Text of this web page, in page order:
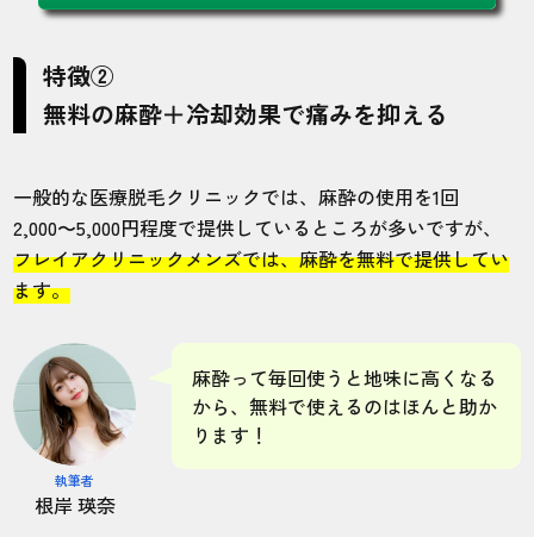
特徴②
無料の麻酔＋冷却効果で痛みを抑える
一般的な医療脱毛クリニックでは、麻酔の使用を1回
2,000〜5,000円程度で提供しているところが多いですが、
フレイアクリニックメンズでは、麻酔を無料で提供してい
ます。
執筆者
根岸 瑛奈
麻酔って毎回使うと地味に高くなる
から、無料で使えるのはほんと助か
ります！